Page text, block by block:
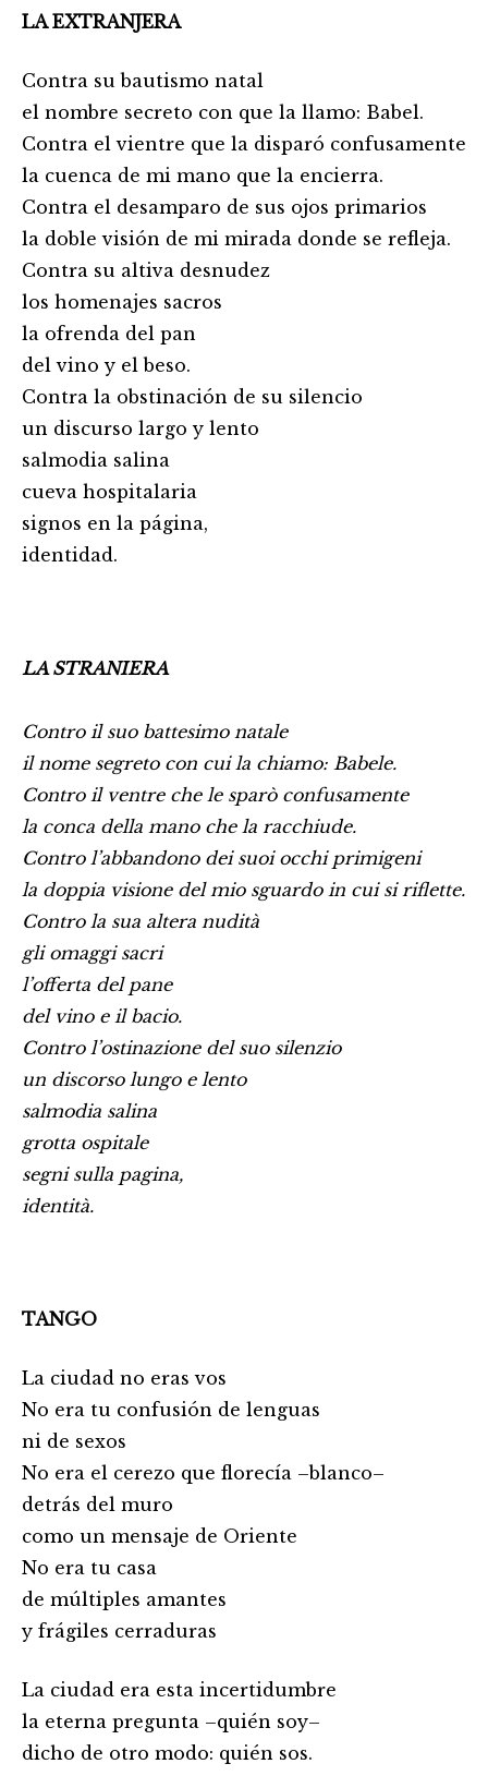
LA EXTRANJERA
Contra su bautismo natal
el nombre secreto con que la llamo: Babel.
Contra el vientre que la disparó confusamente
la cuenca de mi mano que la encierra.
Contra el desamparo de sus ojos primarios
la doble visión de mi mirada donde se refleja.
Contra su altiva desnudez
los homenajes sacros
la ofrenda del pan
del vino y el beso.
Contra la obstinación de su silencio
un discurso largo y lento
salmodia salina
cueva hospitalaria
signos en la página,
identidad.
LA STRANIERA
Contro il suo battesimo natale
il nome segreto con cui la chiamo: Babele.
Contro il ventre che le sparò confusamente
la conca della mano che la racchiude.
Contro l’abbandono dei suoi occhi primigeni
la doppia visione del mio sguardo in cui si riflette.
Contro la sua altera nudità
gli omaggi sacri
l’offerta del pane
del vino e il bacio.
Contro l’ostinazione del suo silenzio
un discorso lungo e lento
salmodia salina
grotta ospitale
segni sulla pagina,
identità.
TANGO
La ciudad no eras vos
No era tu confusión de lenguas
ni de sexos
No era el cerezo que florecía –blanco–
detrás del muro
como un mensaje de Oriente
No era tu casa
de múltiples amantes
y frágiles cerraduras
La ciudad era esta incertidumbre
la eterna pregunta –quién soy–
dicho de otro modo: quién sos.